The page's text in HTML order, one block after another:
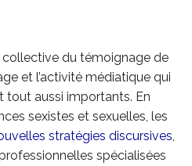
collective du témoignage de
et l’activité médiatique qui
tout aussi importants. En
sexistes et sexuelles, les
stratégies discursives
spécialisées